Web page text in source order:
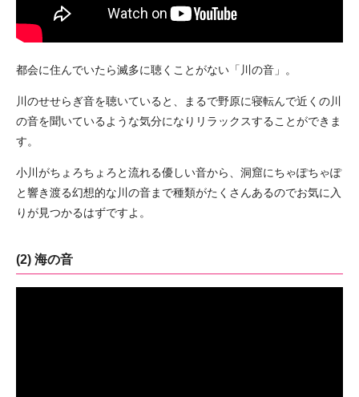
都会に住んでいたら滅多に聴くことがない「川の音」。
川のせせらぎ音を聴いていると、まるで野原に寝転んで近くの川
の音を聞いているような気分になりリラックスすることができま
す。
小川がちょろちょろと流れる優しい音から、洞窟にちゃぽちゃぽ
と響き渡る幻想的な川の音まで種類がたくさんあるのでお気に入
りが見つかるはずですよ。
(2) 海の音